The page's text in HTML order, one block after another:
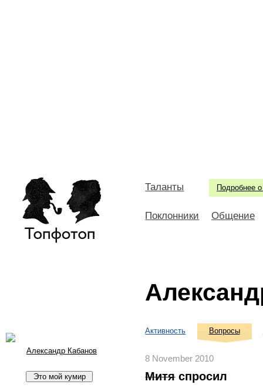
Подробнее о
Таланты
Поклонники Общение
Александр Кабанов
Активность Вопросы
8 November 2010
Митяспросил